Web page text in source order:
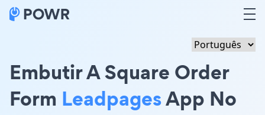
Embutir A Square Order
Form LeadpagesApp No